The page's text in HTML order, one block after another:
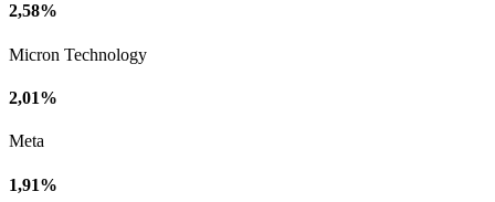
2,58%
Micron Technology
2,01%
Meta
1,91%